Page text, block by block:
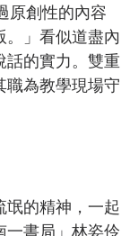
原創性的內容
。」看似道盡內
話的實力。雙重
職為教學現場守
的精神，一起
一書局」林姿伶